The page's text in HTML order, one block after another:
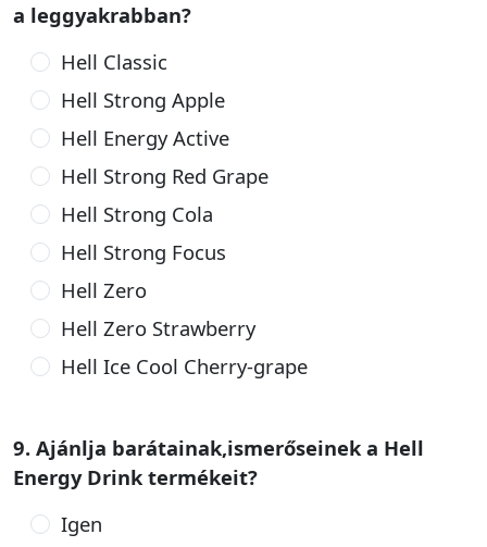
a leggyakrabban?
Hell Classic
Hell Strong Apple
Hell Energy Active
Hell Strong Red Grape
Hell Strong Cola
Hell Strong Focus
Hell Zero
Hell Zero Strawberry
Hell Ice Cool Cherry-grape
9. Ajánlja barátainak,ismerőseinek a Hell
Energy Drink termékeit?
Igen